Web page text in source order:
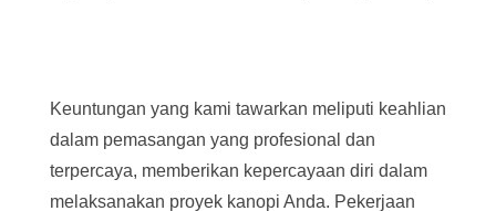
Keuntungan yang kami tawarkan meliputi keahlian
dalam pemasangan yang profesional dan
terpercaya, memberikan kepercayaan diri dalam
melaksanakan proyek kanopi Anda. Pekerjaan